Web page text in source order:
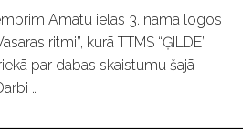
Amatu ielas 3. nama logos
ritmi”, kurā TTMS “ĢILDE”
par dabas skaistumu šajā
…